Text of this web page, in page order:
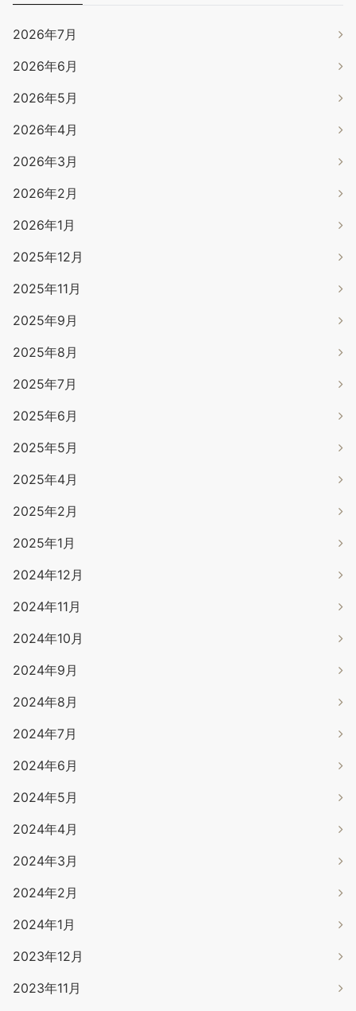
2026年7月
2026年6月
2026年5月
2026年4月
2026年3月
2026年2月
2026年1月
2025年12月
2025年11月
2025年9月
2025年8月
2025年7月
2025年6月
2025年5月
2025年4月
2025年2月
2025年1月
2024年12月
2024年11月
2024年10月
2024年9月
2024年8月
2024年7月
2024年6月
2024年5月
2024年4月
2024年3月
2024年2月
2024年1月
2023年12月
2023年11月